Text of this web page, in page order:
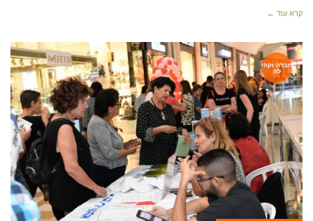
קרא עוד ←
חברה וקהי
לה